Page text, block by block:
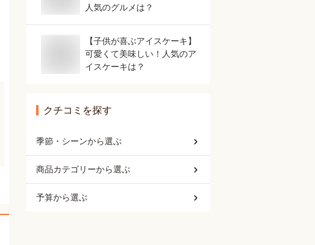
人気のグルメは？
【子供が喜ぶアイスケーキ】
可愛くて美味しい！人気のア
イスケーキは？
クチコミを探す
季節・シーンから選ぶ
商品カテゴリーから選ぶ
予算から選ぶ